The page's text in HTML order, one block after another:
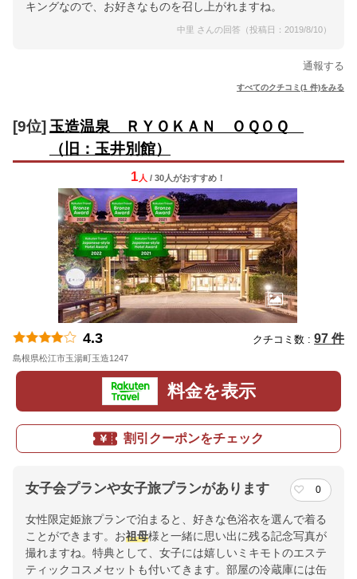
キングなので、お好きなものを召し上がれますね。
中里 さんの回答（投稿日：2019/8/10）
通報する
すべてのクチコミ(1 件)をみる
[9位] 玉造温泉 ＲＹＯＫＡＮ ＯＱＯＱ
（旧：玉井別館）
1 人 / 30人がおすすめ！
4.3 クチコミ数 : 97 件
島根県松江市玉湯町玉造1247
料金を表示
割引クーポンをチェック
女子会プランや女子旅プランがあります 0
女性限定姫旅プランで泊まると、好きな色浴衣を選んで着る
ことができます。お祖母様と一緒に思い出に残る記念写真が
撮れますね。特典として、女子には嬉しいミキモトのエステ
ティックコスメセットも付いてきます。部屋の冷蔵庫には缶